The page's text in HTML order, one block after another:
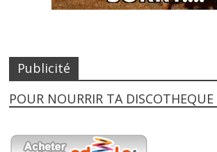
Publicité
POUR NOURRIR TA DISCOTHEQUE